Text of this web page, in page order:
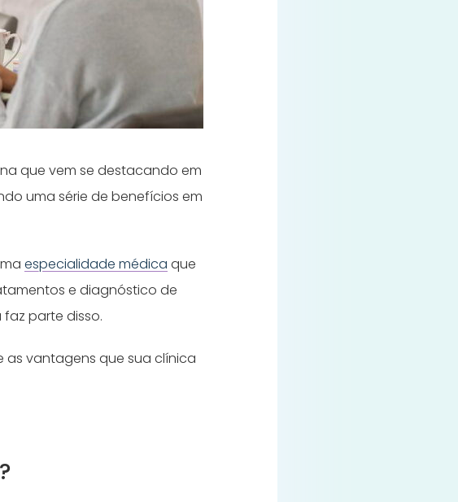
que vem se destacando em
uma série de benefícios em
especialidade médica que
e diagnóstico de
parte disso.
as vantagens que sua clínica